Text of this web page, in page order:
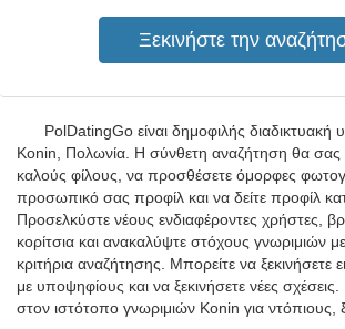
PolDatingGo είναι δημοφιλής διαδικτυακή
Konin, Πολωνία. Η σύνθετη αναζήτηση θα σας
καλούς φίλους, να προσθέσετε όμορφες
προσωπικό σας προφίλ και να δείτε προφίλ
Προσελκύστε νέους ενδιαφέροντες χρήστες,
κορίτσια και ανακαλύψτε στόχους γνωριμιών
κριτήρια αναζήτησης. Μπορείτε να ξεκινήσετε
με υποψηφίους και να ξεκινήσετε νέες
στον ιστότοπο γνωριμιών Konin για ντόπιους,